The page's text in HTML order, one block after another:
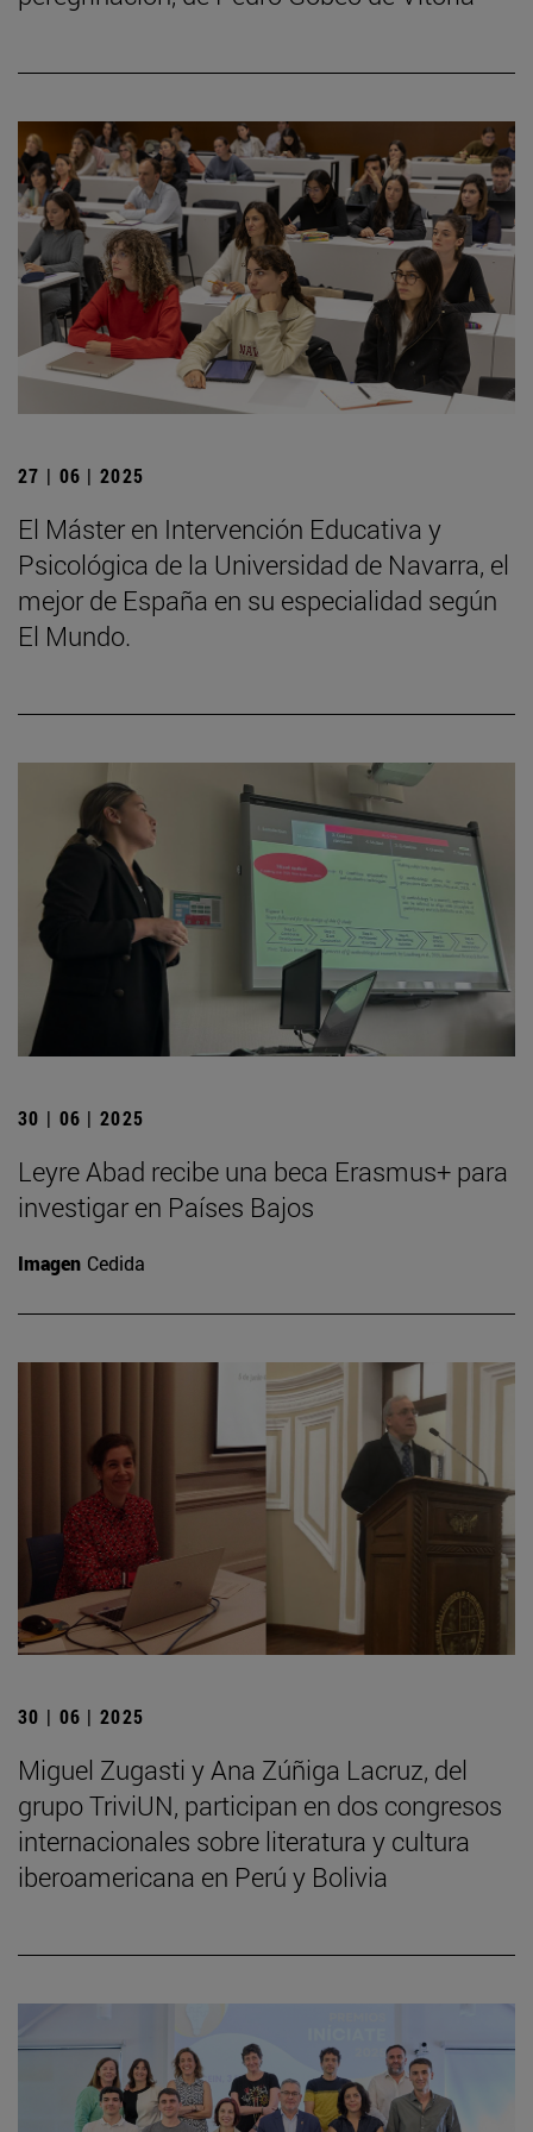
27 | 06 | 2025
El Máster en Intervención Educativa y
Psicológica de la Universidad de Navarra, el
mejor de España en su especialidad según
El Mundo.
30 | 06 | 2025
Leyre Abad recibe una beca Erasmus+ para
investigar en Países Bajos
Imagen Cedida
30 | 06 | 2025
Miguel Zugasti y Ana Zúñiga Lacruz, del
grupo TriviUN, participan en dos congresos
internacionales sobre literatura y cultura
iberoamericana en Perú y Bolivia